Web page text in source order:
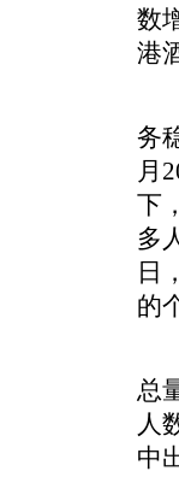
数
港
务
月
下
多
日
的
总
人
中